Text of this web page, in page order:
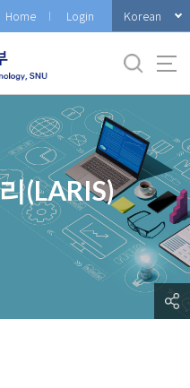
Home Login Korean
(LARIS)